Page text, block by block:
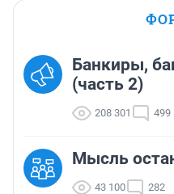
Банкиры,
(часть 2)
208 301 499
Мысль
43 100 282